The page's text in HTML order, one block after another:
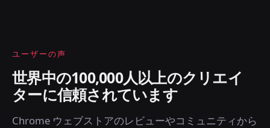
ユーザーの声
世界中の100,000人以上のクリエイ
ターに信頼されています
Chrome ウェブストアのレビューやコミュニティから